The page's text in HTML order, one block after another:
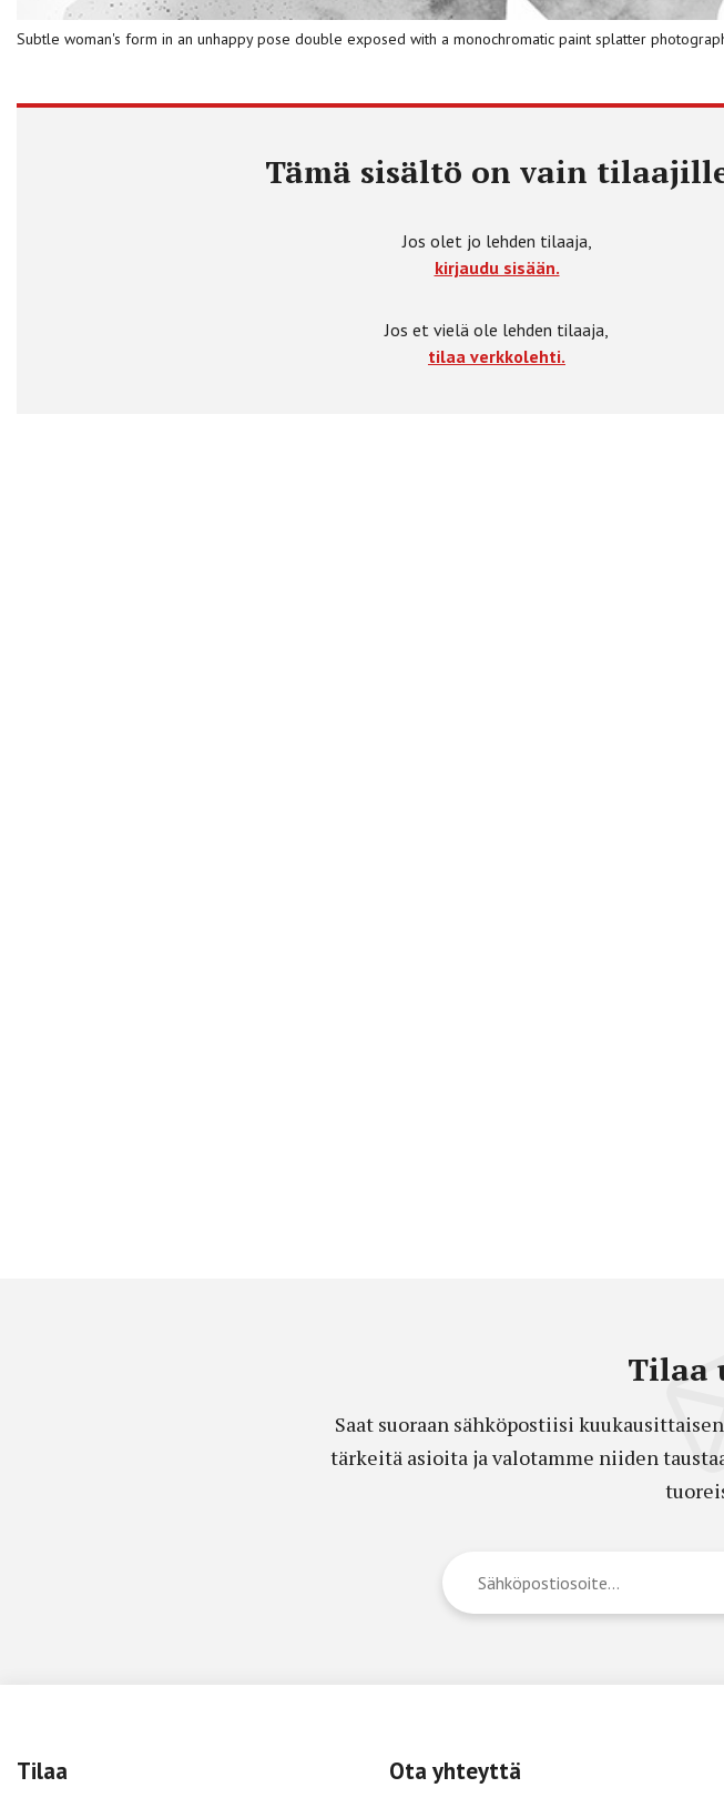
Subtle woman's form in an unhappy pose double exposed with a monochromatic paint splatter
Tämä sisältö on vain
Jos olet jo lehden tilaaja,
kirjaudu sisään.
Jos et vielä ole lehden tilaaja,
tilaa verkkolehti.
Tilaa
Saat suoraan sähköpostiisi
tärkeitä asioita ja valotamme niiden
Tilaa Ota yhteyttä